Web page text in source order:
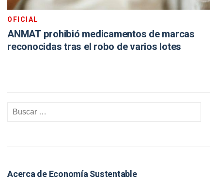
OFICIAL
ANMAT prohibió medicamentos de marcas
reconocidas tras el robo de varios lotes
Acerca de Economía Sustentable